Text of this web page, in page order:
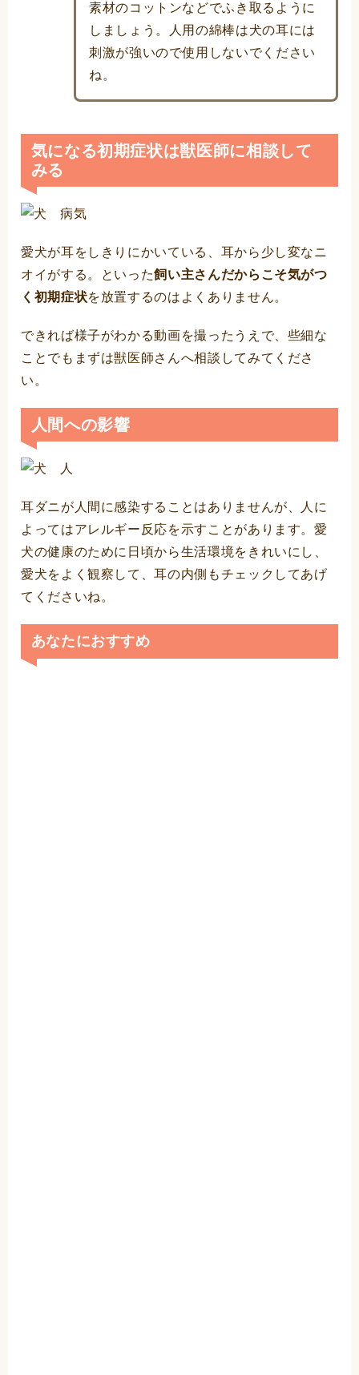
素材のコットンなどでふき取るように
しましょう。人用の綿棒は犬の耳には
刺激が強いので使用しないでください
ね。
気になる初期症状は獣医師に相談して
みる
愛犬が耳をしきりにかいている、耳から少し変なニ
オイがする。といった飼い主さんだからこそ気がつ
く初期症状を放置するのはよくありません。
できれば様子がわかる動画を撮ったうえで、些細な
ことでもまずは獣医師さんへ相談してみてくださ
い。
人間への影響
耳ダニが人間に感染することはありませんが、人に
よってはアレルギー反応を示すことがあります。愛
犬の健康のために日頃から生活環境をきれいにし、
愛犬をよく観察して、耳の内側もチェックしてあげ
てくださいね。
あなたにおすすめ